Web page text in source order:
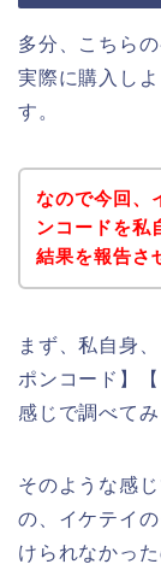
多分、こちら
実際に購入し
す。
なので今回、
ンコードを私
結果を報告さ
まず、私自身
ポンコード】
感じで調べて
そのような感
の、イケテイ
けられなかっ